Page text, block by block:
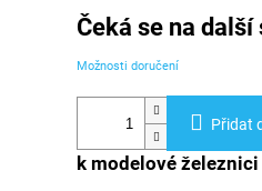
Měrná
cena:
Čeká se na další
Možnosti doručení
Přidat
k modelové železnici